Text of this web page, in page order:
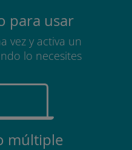
para usar
vez y activa un
lo necesites
múltiple